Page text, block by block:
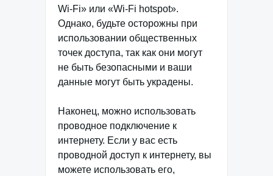
Wi-Fi» или «Wi-Fi hotspot».
Однако, будьте осторожны при
использовании общественных
точек доступа, так как они могут
не быть безопасными и ваши
данные могут быть украдены.
Наконец, можно использовать
проводное подключение к
интернету. Если у вас есть
проводной доступ к интернету, вы
можете использовать его,